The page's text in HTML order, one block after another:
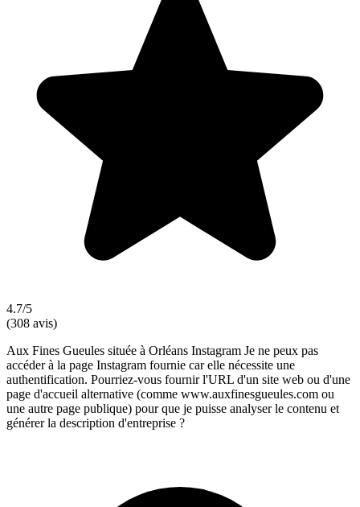
4.7/5
(308 avis)
Aux Fines Gueules située à Orléans Instagram Je ne peux pas
accéder à la page Instagram fournie car elle nécessite une
authentification. Pourriez-vous fournir l'URL d'un site web ou d'une
page d'accueil alternative (comme www.auxfinesgueules.com ou
une autre page publique) pour que je puisse analyser le contenu et
générer la description d'entreprise ?